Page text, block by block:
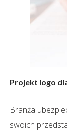
Projekt logo
Branża
swoich